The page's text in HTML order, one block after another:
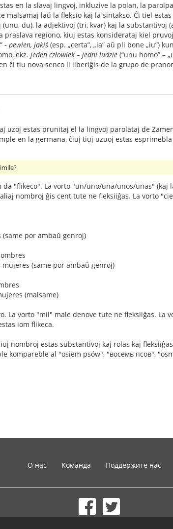
en la slavaj lingvoj, inkluzive la polan, la
malsamaj laŭ la fleksio kaj la sintakso. Ĉi tiel
du), la adjektivoj (tri, kvar) kaj la
praslava regiono, kiuj estas konsiderataj kiel
- pewien, jakiś (esp. „certa”, „ia” aŭ pli bone „iu”)
ekz. jeden człowiek – jedni ludzie (“unu homo” –
ĉi tiu nova senco li liberiĝis de la grupo de
uzoj estas prunitaj el la lingvoj parolataj de
en la germana, ĉiuj tiuj uzuoj estas
da "flikeco". La vorto "un/uno/una/unos/unas"
nombroj ĝis cent tute ne fleksiiĝas. La vorto
por ambaŭ genroj)
(same por ambaŭ genroj)
(malsame)
La vorto "mil" male denove tute ne fleksiiĝas.
iom flikeca.
nombroj estas substantivoj kaj rolas kaj
kompareble al "osiem psów", "восемь псов",
О нас Команда Поддержите нас